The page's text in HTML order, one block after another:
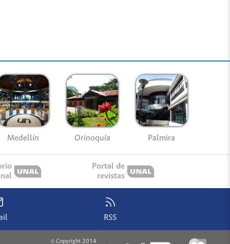
Medellín Orinoquía Palmira
Portal de
revistas
RSS
© Copyright 2014